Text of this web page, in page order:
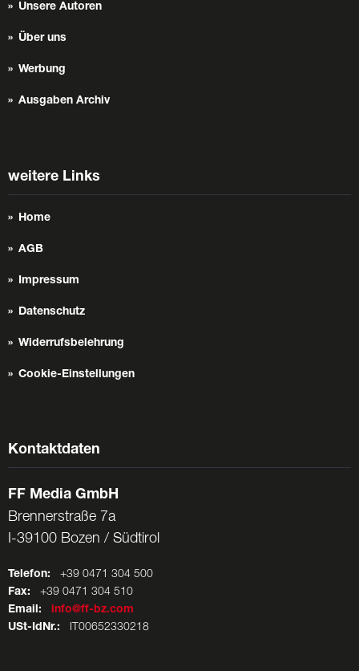
Unsere Autoren
Über uns
Werbung
Ausgaben Archiv
weitere Links
Home
AGB
Impressum
Datenschutz
Widerrufsbelehrung
Cookie-Einstellungen
Kontaktdaten
FF Media GmbH
Brennerstraße 7a
I-39100 Bozen / Südtirol
Telefon: +39 0471 304 500
Fax: +39 0471 304 510
Email:
info@ff-bz.com
USt-IdNr.: IT00652330218